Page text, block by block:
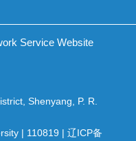
Service Website
Shenyang, P. R.
| 110819 | 辽ICP备